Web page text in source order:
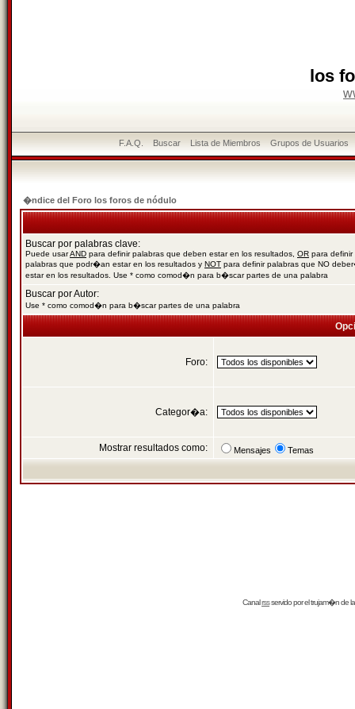
los
F.A.Q. Buscar Lista de Miembros Grupos de Usuarios
�ndice del Foro los foros de nódulo
Buscar por palabras clave:
Puede usarAND para definir palabras que deben estar en los resultados, OR para definir
palabras que podr�an estar en los resultados y NOT para definir palabras que NO
estar en los resultados. Use * como comod�n para b�scar partes de una palabra
Buscar por Autor:
Use * como comod�n para b�scar partes de una palabra
Foro:
Categor�a:
Mostrar resultados como: Mensajes Temas
Canalrssservido por eltrujam�nde